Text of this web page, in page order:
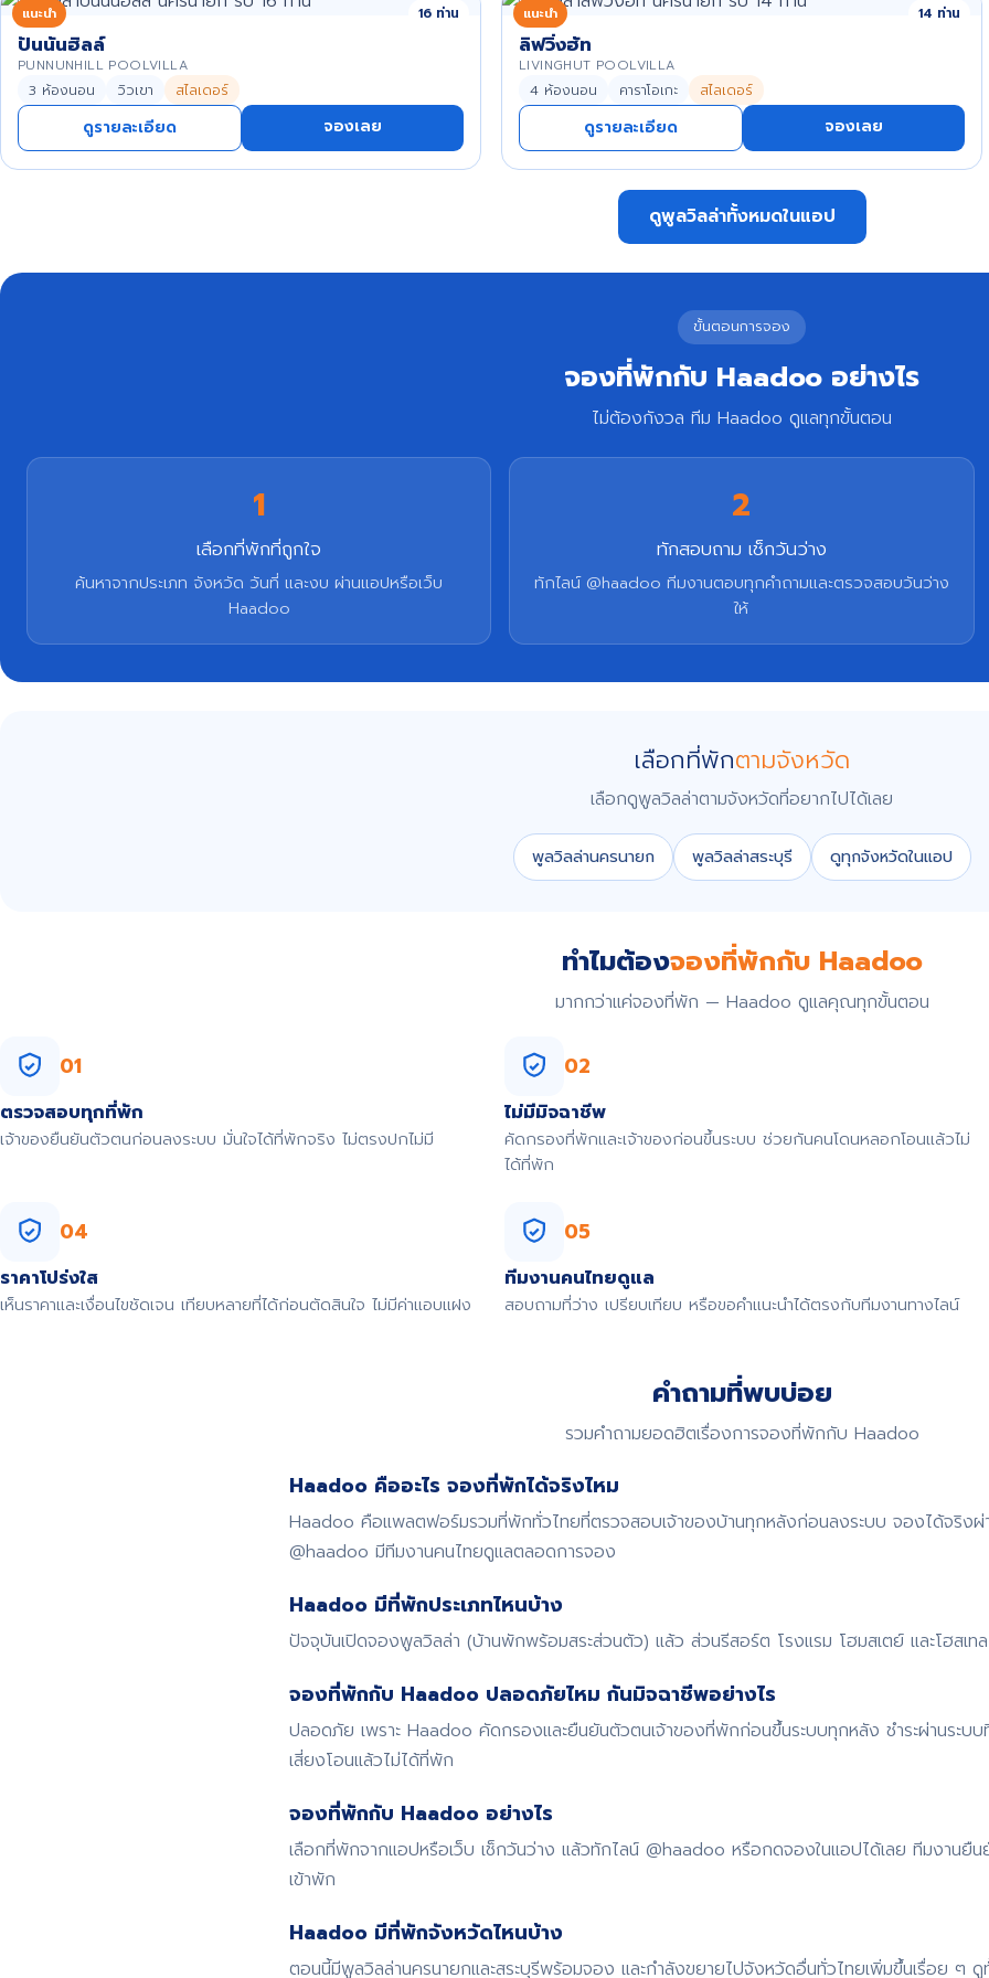
แนะนำ 16 ท่าน
ปันนันฮิลล์
PUNNUNHILL POOLVILLA
3 ห้องนอน วิวเขา สไลเดอร์
ดูรายละเอียด จองเลย
แนะนำ 14 ท่าน
ลิฟวิ่งฮัท
LIVINGHUT POOLVILLA
4 ห้องนอน คาราโอเกะ สไลเดอร์
ดูรายละเอียด จองเลย
ดูพูลวิลล่าทั้งหมดในแอป
ขั้นตอนการจอง
จองที่พักกับ Haadoo อย่างไร
ไม่ต้องกังวล ทีม Haadoo ดูแลทุกขั้นตอน
1
เลือกที่พักที่ถูกใจ
ค้นหาจากประเภท จังหวัด วันที่ และงบ ผ่านแอปหรือเว็บ
Haadoo
2
ทักสอบถาม เช็กวันว่าง
ทักไลน์ @haadoo ทีมงานตอบทุกคำถามและตรวจสอบวันว่าง
ให้
เลือกที่พักตามจังหวัด
เลือกดูพูลวิลล่าตามจังหวัดที่อยากไปได้เลย
พูลวิลล่านครนายก พูลวิลล่าสระบุรี ดูทุกจังหวัดในแอป
ทำไมต้องจองที่พักกับ Haadoo
มากกว่าแค่จองที่พัก — Haadoo ดูแลคุณทุกขั้นตอน
01
ตรวจสอบทุกที่พัก
เจ้าของยืนยันตัวตนก่อนลงระบบ มั่นใจได้ที่พักจริง ไม่ตรงปกไม่มี
02
ไม่มีมิจฉาชีพ
คัดกรองที่พักและเจ้าของก่อนขึ้นระบบ ช่วยกันคนโดนหลอกโอนแล้วไม่
ได้ที่พัก
04
ราคาโปร่งใส
เห็นราคาและเงื่อนไขชัดเจน เทียบหลายที่ได้ก่อนตัดสินใจ ไม่มีค่าแอบแฝง
05
ทีมงานคนไทยดูแล
สอบถามที่ว่าง เปรียบเทียบ หรือขอคำแนะนำได้ตรงกับทีมงานทางไลน์
คำถามที่พบบ่อย
รวมคำถามยอดฮิตเรื่องการจองที่พักกับ Haadoo
Haadoo คืออะไร จองที่พักได้จริงไหม
Haadoo คือแพลตฟอร์มรวมที่พักทั่วไทยที่ตรวจสอบเจ้าของบ้านทุกหลังก่อนลงระบบ จองได้จริง
@haadoo มีทีมงานคนไทยดูแลตลอดการจอง
Haadoo มีที่พักประเภทไหนบ้าง
ปัจจุบันเปิดจองพูลวิลล่า (บ้านพักพร้อมสระส่วนตัว) แล้ว ส่วนรีสอร์ต โรงแรม โฮมสเตย์ และโฮสเท
จองที่พักกับ Haadoo ปลอดภัยไหม กันมิจฉาชีพอย่างไร
ปลอดภัย เพราะ Haadoo คัดกรองและยืนยันตัวตนเจ้าของที่พักก่อนขึ้นระบบทุกหลัง ชำระผ่านระบ
เสี่ยงโอนแล้วไม่ได้ที่พัก
จองที่พักกับ Haadoo อย่างไร
เลือกที่พักจากแอปหรือเว็บ เช็กวันว่าง แล้วทักไลน์ @haadoo หรือกดจองในแอปได้เลย ทีมงานยื
เข้าพัก
Haadoo มีที่พักจังหวัดไหนบ้าง
ตอนนี้มีพูลวิลล่านครนายกและสระบุรีพร้อมจอง และกำลังขยายไปจังหวัดอื่นทั่วไทยเพิ่มขึ้นเรื่อย ๆ